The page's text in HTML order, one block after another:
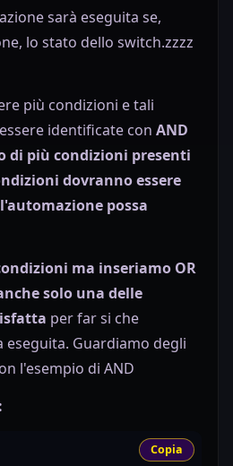
sarà eseguita se,
lo stato dello switch.zzzz
più condizioni e tali
identificate con AND
di più condizioni presenti
dovranno essere
possa
ma inseriamo OR
solo una delle
per far si che
eseguita. Guardiamo degli
l'esempio di AND
Copia